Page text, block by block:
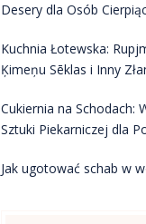
Desery dla Osób
Kuchnia Łotewska:
Ķimeņu Sēklas i Inny
Cukiernia na Schodach:
Sztuki Piekarniczej dla
Jak ugotować schab w